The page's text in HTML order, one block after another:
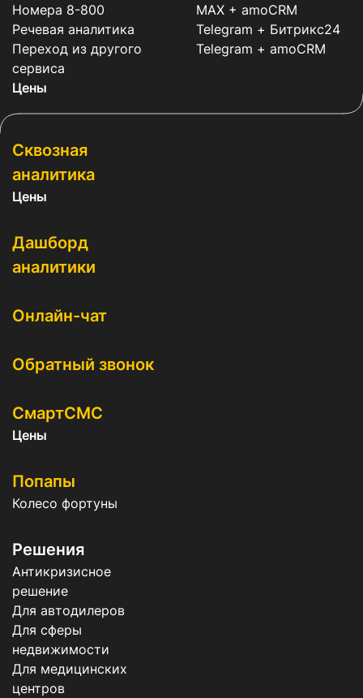
Номера 8-800
Речевая аналитика
Переход из другого
сервиса
Цены
MAX + amoCRM
Telegram + Битрикс24
Telegram + amoCRM
Сквозная
аналитика
Цены
Дашборд
аналитики
Онлайн-чат
Обратный звонок
СмартСМС
Цены
Попапы
Колесо фортуны
Решения
Антикризисное
решение
Для автодилеров
Для сферы
недвижимости
Для медицинских
центров